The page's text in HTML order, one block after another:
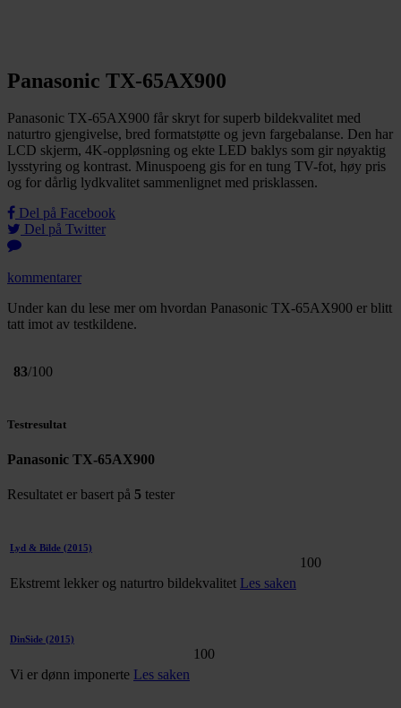
Panasonic TX-65AX900
Panasonic TX-65AX900 får skryt for superb bildekvalitet med
naturtro gjengivelse, bred formatstøtte og jevn fargebalanse. Den har
LCD skjerm, 4K-oppløsning og ekte LED baklys som gir nøyaktig
lysstyring og kontrast. Minuspoeng gis for en tung TV-fot, høy pris
og for dårlig lydkvalitet sammenlignet med prisklassen.
Del på Facebook
Del på Twitter
kommentarer
Under kan du lese mer om hvordan Panasonic TX-65AX900 er blitt
tatt imot av testkildene.
83/100
Testresultat
Panasonic TX-65AX900
Resultatet er basert på 5 tester
Lyd & Bilde (2015)
Ekstremt lekker og naturtro bildekvalitet Les saken
100
DinSide (2015)
Vi er dønn imponerte Les saken
100